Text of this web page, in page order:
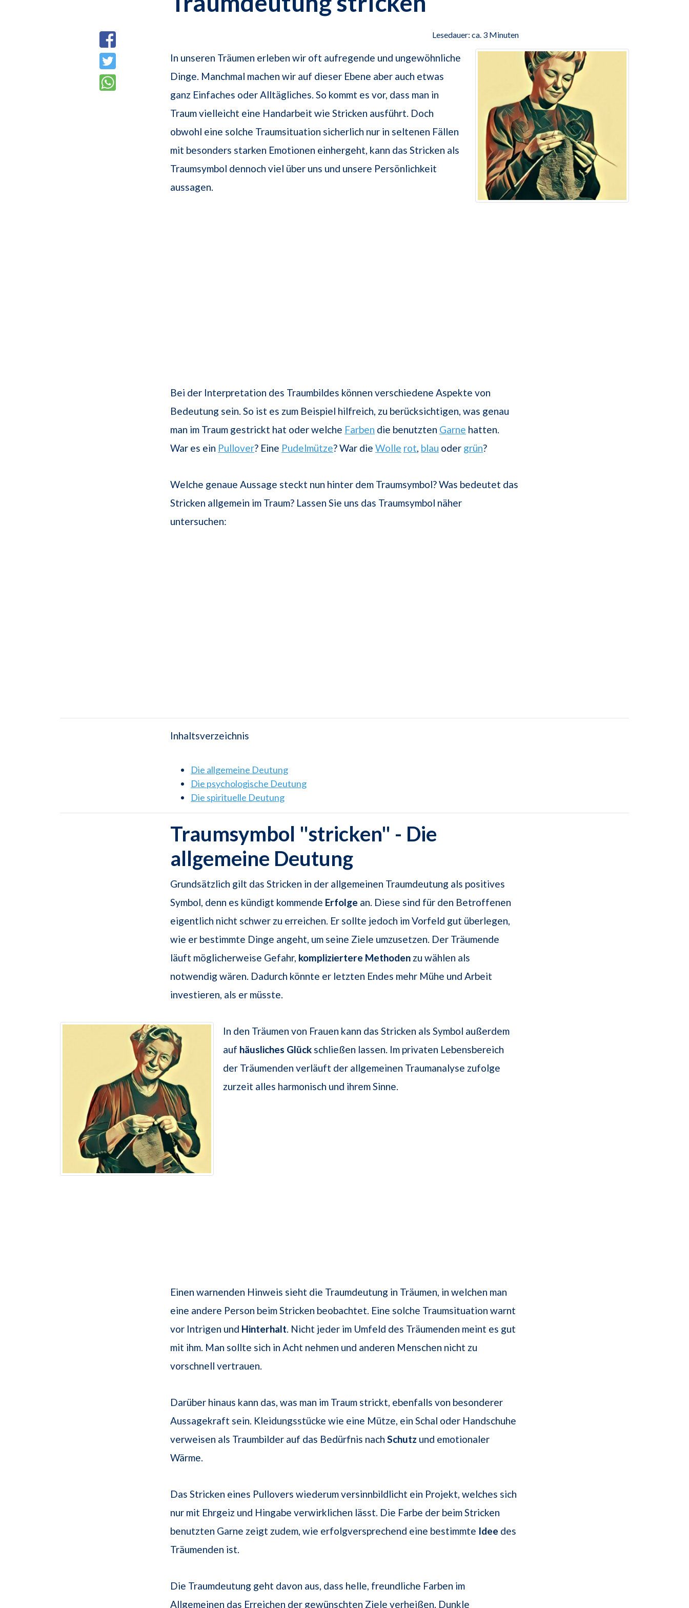
Lesedauer: ca. 3 Minuten
In unseren Träumen erleben wir oft aufregende und ungewöhnliche
Dinge. Manchmal machen wir auf dieser Ebene aber auch etwas
ganz Einfaches oder Alltägliches. So kommt es vor, dass man in
Traum vielleicht eine Handarbeit wie Stricken ausführt. Doch
obwohl eine solche Traumsituation sicherlich nur in seltenen Fällen
mit besonders starken Emotionen einhergeht, kann das Stricken als
Traumsymbol dennoch viel über uns und unsere Persönlichkeit
aussagen.
Bei der Interpretation des Traumbildes können verschiedene Aspekte von
Bedeutung sein. So ist es zum Beispiel hilfreich, zu berücksichtigen, was genau
man im Traum gestrickt hat oder welche Farben die benutzten Garne hatten.
War es ein Pullover? Eine Pudelmütze? War die Wolle rot, blau oder grün?
Welche genaue Aussage steckt nun hinter dem Traumsymbol? Was bedeutet das
Stricken allgemein im Traum? Lassen Sie uns das Traumsymbol näher
untersuchen:
Inhaltsverzeichnis
Die allgemeine Deutung
Die psychologische Deutung
Die spirituelle Deutung
Traumsymbol "stricken" - Die
allgemeine Deutung
Grundsätzlich gilt das Stricken in der allgemeinen Traumdeutung als positives
Symbol, denn es kündigt kommende Erfolge an. Diese sind für den Betroffenen
eigentlich nicht schwer zu erreichen. Er sollte jedoch im Vorfeld gut überlegen,
wie er bestimmte Dinge angeht, um seine Ziele umzusetzen. Der Träumende
läuft möglicherweise Gefahr, kompliziertere Methoden zu wählen als
notwendig wären. Dadurch könnte er letzten Endes mehr Mühe und Arbeit
investieren, als er müsste.
In den Träumen von Frauen kann das Stricken als Symbol außerdem
auf häusliches Glück schließen lassen. Im privaten Lebensbereich
der Träumenden verläuft der allgemeinen Traumanalyse zufolge
zurzeit alles harmonisch und ihrem Sinne.
Einen warnenden Hinweis sieht die Traumdeutung in Träumen, in welchen man
eine andere Person beim Stricken beobachtet. Eine solche Traumsituation warnt
vor Intrigen und Hinterhalt. Nicht jeder im Umfeld des Träumenden meint es gut
mit ihm. Man sollte sich in Acht nehmen und anderen Menschen nicht zu
vorschnell vertrauen.
Darüber hinaus kann das, was man im Traum strickt, ebenfalls von besonderer
Aussagekraft sein. Kleidungsstücke wie eine Mütze, ein Schal oder Handschuhe
verweisen als Traumbilder auf das Bedürfnis nach Schutz und emotionaler
Wärme.
Das Stricken eines Pullovers wiederum versinnbildlicht ein Projekt, welches sich
nur mit Ehrgeiz und Hingabe verwirklichen lässt. Die Farbe der beim Stricken
benutzten Garne zeigt zudem, wie erfolgversprechend eine bestimmte Idee des
Träumenden ist.
Die Traumdeutung geht davon aus, dass helle, freundliche Farben im
Allgemeinen das Erreichen der gewünschten Ziele verheißen. Dunkle